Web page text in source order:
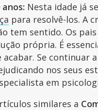
Nesta idade já
para resolvê-los. A
tem sentido. Os
própria. É
acabar. Se continuar
nos seus
em
similares a